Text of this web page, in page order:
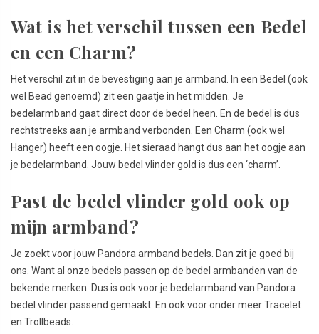
Wat is het verschil tussen een Bedel
en een Charm?
Het verschil zit in de bevestiging aan je armband. In een Bedel (ook
wel Bead genoemd) zit een gaatje in het midden. Je
bedelarmband gaat direct door de bedel heen. En de bedel is dus
rechtstreeks aan je armband verbonden. Een Charm (ook wel
Hanger) heeft een oogje. Het sieraad hangt dus aan het oogje aan
je bedelarmband. Jouw bedel vlinder gold is dus een ‘charm’.
Past de bedel vlinder gold ook op
mijn armband?
Je zoekt voor jouw Pandora armband bedels. Dan zit je goed bij
ons. Want al onze bedels passen op de bedel armbanden van de
bekende merken. Dus is ook voor je bedelarmband van Pandora
bedel vlinder passend gemaakt. En ook voor onder meer Tracelet
en Trollbeads.